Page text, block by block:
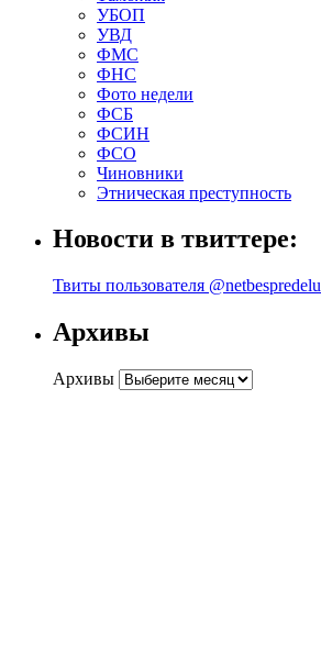
УБОП
УВД
ФМС
ФНС
Фото недели
ФСБ
ФСИН
ФСО
Чиновники
Этническая преступность
Новости в твиттере:
Твиты пользователя @netbespredelu
Архивы
Архивы